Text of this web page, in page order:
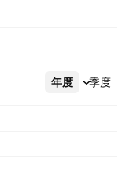
年度 季度
更多